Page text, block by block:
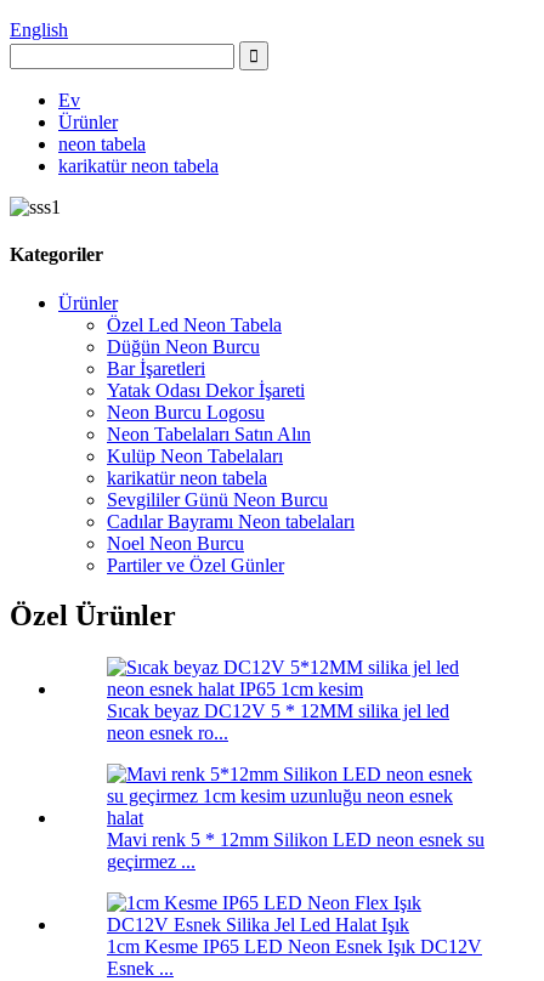
English
Ev
Ürünler
neon tabela
karikatür neon tabela
Kategoriler
Ürünler
Özel Led Neon Tabela
Düğün Neon Burcu
Bar İşaretleri
Yatak Odası Dekor İşareti
Neon Burcu Logosu
Neon Tabelaları Satın Alın
Kulüp Neon Tabelaları
karikatür neon tabela
Sevgililer Günü Neon Burcu
Cadılar Bayramı Neon tabelaları
Noel Neon Burcu
Partiler ve Özel Günler
Özel Ürünler
Sıcak beyaz DC12V 5 * 12MM silika jel led
neon esnek ro...
Mavi renk 5 * 12mm Silikon LED neon esnek su
geçirmez ...
1cm Kesme IP65 LED Neon Esnek Işık DC12V
Esnek ...